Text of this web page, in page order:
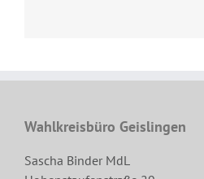
Wahlkreisbüro Geislingen
Sascha Binder MdL